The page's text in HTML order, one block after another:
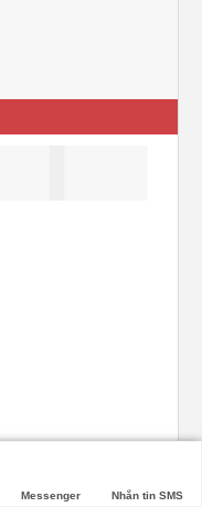
Messenger Nhắn tin SMS